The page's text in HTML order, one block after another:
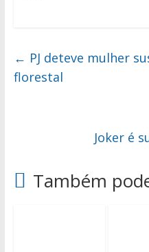
← PJ deteve mulher
florestal
Joker é
Também